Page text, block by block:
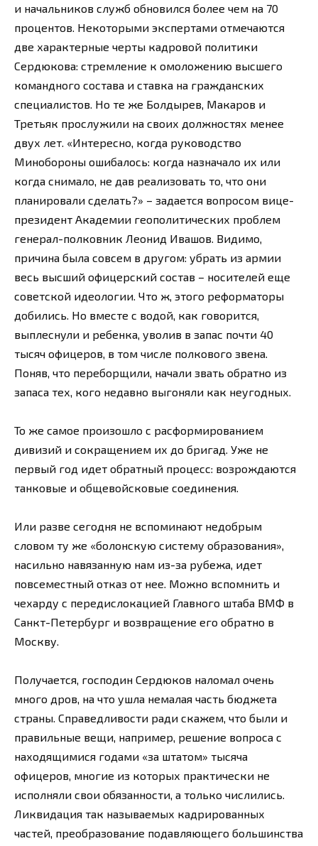
и начальников служб обновился более чем на 70
процентов. Некоторыми экспертами отмечаются
две характерные черты кадровой политики
Сердюкова: стремление к омоложению высшего
командного состава и ставка на гражданских
специалистов. Но те же Болдырев, Макаров и
Третьяк прослужили на своих должностях менее
двух лет. «Интересно, когда руководство
Минобороны ошибалось: когда назначало их или
когда снимало, не дав реализовать то, что они
планировали сделать?» – задается вопросом вице-
президент Академии геополитических проблем
генерал-полковник Леонид Ивашов. Видимо,
причина была совсем в другом: убрать из армии
весь высший офицерский состав – носителей еще
советской идеологии. Что ж, этого реформаторы
добились. Но вместе с водой, как говорится,
выплеснули и ребенка, уволив в запас почти 40
тысяч офицеров, в том числе полкового звена.
Поняв, что переборщили, начали звать обратно из
запаса тех, кого недавно выгоняли как неугодных.
То же самое произошло с расформированием
дивизий и сокращением их до бригад. Уже не
первый год идет обратный процесс: возрождаются
танковые и общевойсковые соединения.
Или разве сегодня не вспоминают недобрым
словом ту же «болонскую систему образования»,
насильно навязанную нам из-за рубежа, идет
повсеместный отказ от нее. Можно вспомнить и
чехарду с передислокацией Главного штаба ВМФ в
Санкт-Петербург и возвращение его обратно в
Москву.
Получается, господин Сердюков наломал очень
много дров, на что ушла немалая часть бюджета
страны. Справедливости ради скажем, что были и
правильные вещи, например, решение вопроса с
находящимися годами «за штатом» тысяча
офицеров, многие из которых практически не
исполняли свои обязанности, а только числились.
Ликвидация так называемых кадрированных
частей, преобразование подавляющего большинства